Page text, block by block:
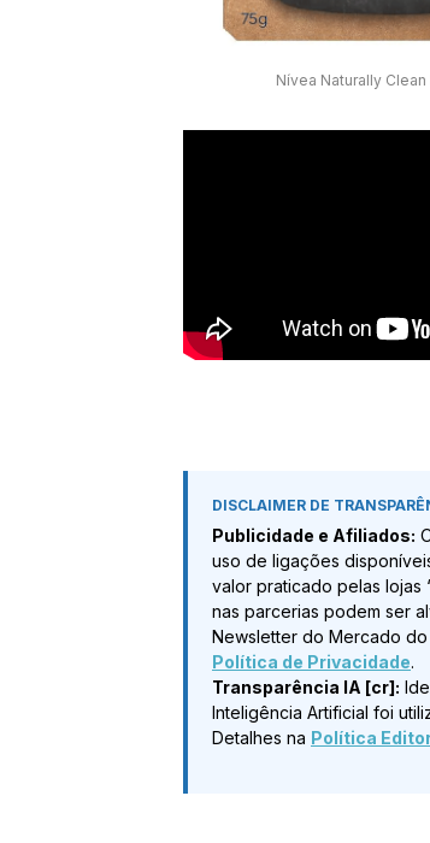
Nívea Naturally
DISCLAIMER DE
Publicidade e Afiliados:
uso de ligações
valor praticado pelas lojas
nas parcerias podem ser
Newsletter do Mercado
Política de Privacidade.
Transparência IA [cr]:
Inteligência Artificial foi
Detalhes na Política